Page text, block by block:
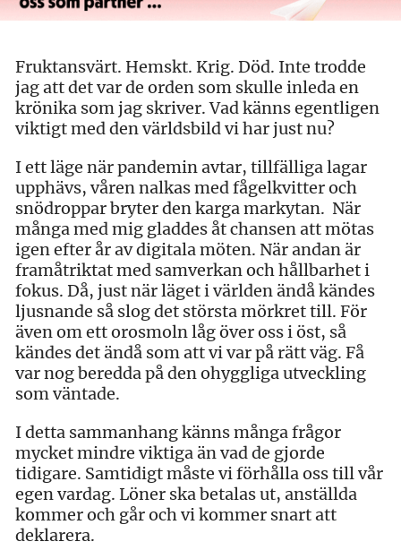
Fruktansvärt. Hemskt. Krig. Död. Inte trodde
jag att det var de orden som skulle inleda en
krönika som jag skriver. Vad känns egentligen
viktigt med den världsbild vi har just nu?
I ett läge när pandemin avtar, tillfälliga lagar
upphävs, våren nalkas med fågelkvitter och
snödroppar bryter den karga markytan. När
många med mig gladdes åt chansen att mötas
igen efter år av digitala möten. När andan är
framåtriktat med samverkan och hållbarhet i
fokus. Då, just när läget i världen ändå kändes
ljusnande så slog det största mörkret till. För
även om ett orosmoln låg över oss i öst, så
kändes det ändå som att vi var på rätt väg. Få
var nog beredda på den ohyggliga utveckling
som väntade.
I detta sammanhang känns många frågor
mycket mindre viktiga än vad de gjorde
tidigare. Samtidigt måste vi förhålla oss till vår
egen vardag. Löner ska betalas ut, anställda
kommer och går och vi kommer snart att
deklarera.